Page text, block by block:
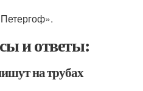
и ответы:
на трубах